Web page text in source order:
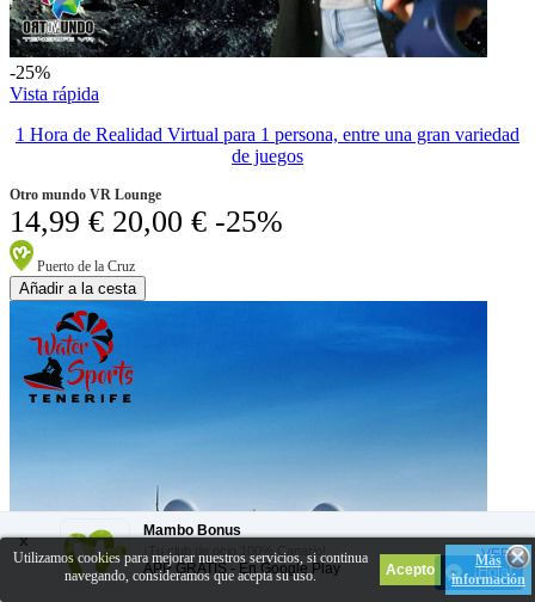
x Mambo Bonus
¡Tu club de ocio 100% Canario!
APP GRATIS - En Google Play
VER
Utilizamos cookies para mejorar nuestros servicios, si continua
navegando, consideramos que acepta su uso.
Más
información
-25%
Vista rápida
1 Hora de Realidad Virtual para 1 persona, entre una gran variedad
de juegos
Otro mundo VR Lounge
14,99 € 20,00 € -25%
Puerto de la Cruz
Añadir a la cesta
¡Hola!